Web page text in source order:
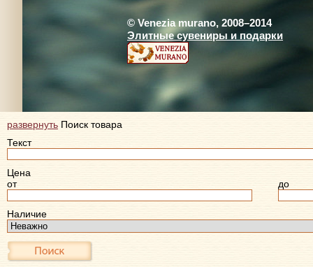
© Venezia murano, 2008–2014
Элитные сувениры и подарки
развернуть Поиск товара
Текст
Цена
от
до
Наличие